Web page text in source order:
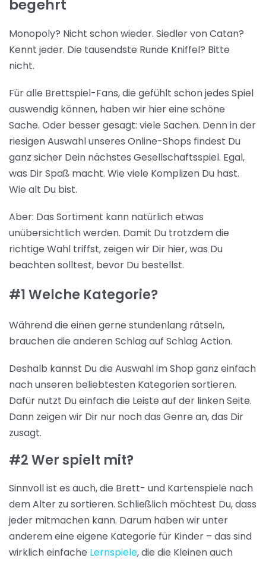
begehrt
Monopoly? Nicht schon wieder. Siedler von Catan?
Kennt jeder. Die tausendste Runde Kniffel? Bitte
nicht.
Für alle Brettspiel-Fans, die gefühlt schon jedes Spiel
auswendig können, haben wir hier eine schöne
Sache. Oder besser gesagt: viele Sachen. Denn in der
riesigen Auswahl unseres Online-Shops findest Du
ganz sicher Dein nächstes Gesellschaftsspiel. Egal,
was Dir Spaß macht. Wie viele Komplizen Du hast.
Wie alt Du bist.
Aber: Das Sortiment kann natürlich etwas
unübersichtlich werden. Damit Du trotzdem die
richtige Wahl triffst, zeigen wir Dir hier, was Du
beachten solltest, bevor Du bestellst.
#1 Welche Kategorie?
Während die einen gerne stundenlang rätseln,
brauchen die anderen Schlag auf Schlag Action.
Deshalb kannst Du die Auswahl im Shop ganz einfach
nach unseren beliebtesten Kategorien sortieren.
Dafür nutzt Du einfach die Leiste auf der linken Seite.
Dann zeigen wir Dir nur noch das Genre an, das Dir
zusagt.
#2 Wer spielt mit?
Sinnvoll ist es auch, die Brett- und Kartenspiele nach
dem Alter zu sortieren. Schließlich möchtest Du, dass
jeder mitmachen kann. Darum haben wir unter
anderem eine eigene Kategorie für Kinder – das sind
wirklich einfache Lernspiele, die die Kleinen auch